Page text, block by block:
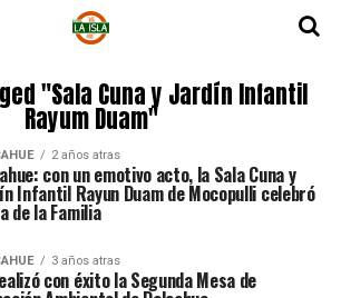
"Sala Cuna y Jardín Infantil
Rayum Duam"
2 años atras
con un emotivo acto, la Sala Cuna y
Infantil Rayun Duam de Mocopulli celebró
de la Familia
3 años atras
con éxito la Segunda Mesa de